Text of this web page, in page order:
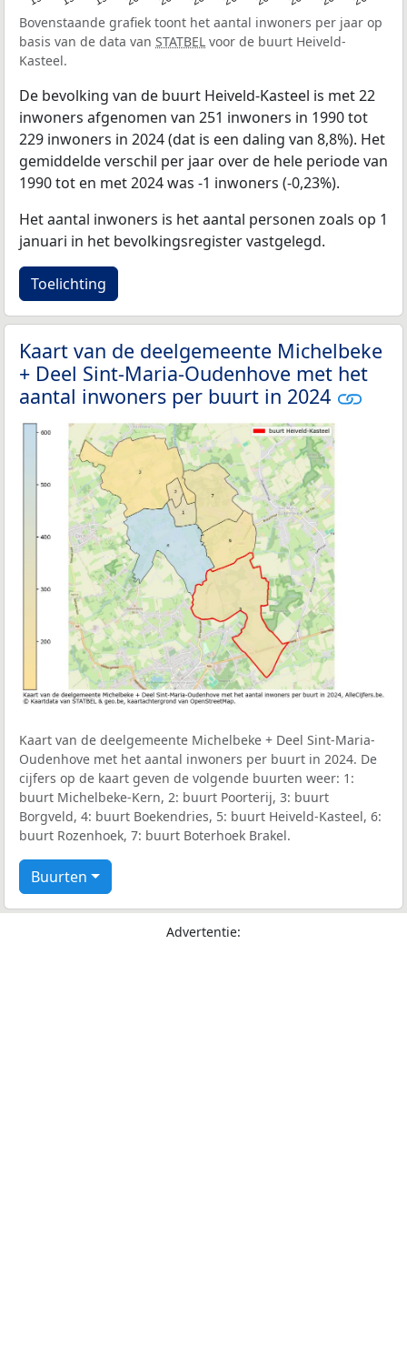
Bovenstaande grafiek toont het aantal inwoners per jaar op
basis van de data van STATBEL voor de buurt Heiveld-
Kasteel.
De bevolking van de buurt Heiveld-Kasteel is met 22
inwoners afgenomen van 251 inwoners in 1990 tot
229 inwoners in 2024 (dat is een daling van 8,8%). Het
gemiddelde verschil per jaar over de hele periode van
1990 tot en met 2024 was -1 inwoners (-0,23%).
Het aantal inwoners is het aantal personen zoals op 1
januari in het bevolkingsregister vastgelegd.
Toelichting
Kaart van de deelgemeente Michelbeke
+ Deel Sint-Maria-Oudenhove met het
aantal inwoners per buurt in 2024
Kaart van de deelgemeente Michelbeke + Deel Sint-Maria-
Oudenhove met het aantal inwoners per buurt in 2024. De
cijfers op de kaart geven de volgende buurten weer: 1:
buurt Michelbeke-Kern, 2: buurt Poorterij, 3: buurt
Borgveld, 4: buurt Boekendries, 5: buurt Heiveld-Kasteel, 6:
buurt Rozenhoek, 7: buurt Boterhoek Brakel.
Buurten
Advertentie: